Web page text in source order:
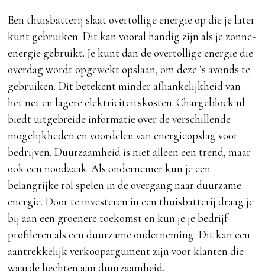
Een thuisbatterij slaat overtollige energie op die je later
kunt gebruiken. Dit kan vooral handig zijn als je zonne-
energie gebruikt. Je kunt dan de overtollige energie die
overdag wordt opgewekt opslaan, om deze ’s avonds te
gebruiken. Dit betekent minder afhankelijkheid van
het net en lagere elektriciteitskosten.Chargeblock nl
biedt uitgebreide informatie over de verschillende
mogelijkheden en voordelen van energieopslag voor
bedrijven. Duurzaamheid is niet alleen een trend, maar
ook een noodzaak. Als ondernemer kun je een
belangrijke rol spelen in de overgang naar duurzame
energie. Door te investeren in een thuisbatterij draag je
bij aan een groenere toekomst en kun je je bedrijf
profileren als een duurzame onderneming. Dit kan een
aantrekkelijk verkoopargument zijn voor klanten die
waarde hechten aan duurzaamheid.